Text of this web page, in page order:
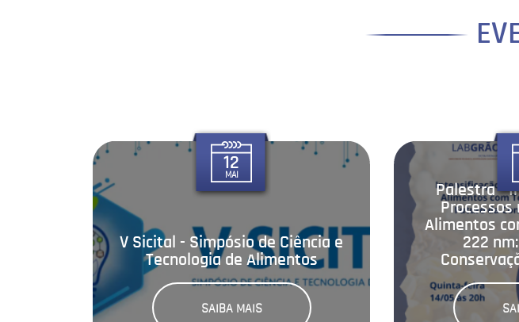
12
MAI
V Sicital - Simpósio de Ciência e
Tecnologia de Alimentos
SAIBA MAIS
Palestra -
Processos
Alimentos
222